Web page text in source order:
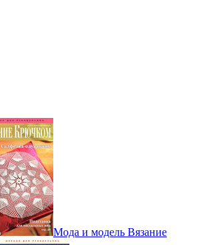
Мода и модель Вязание